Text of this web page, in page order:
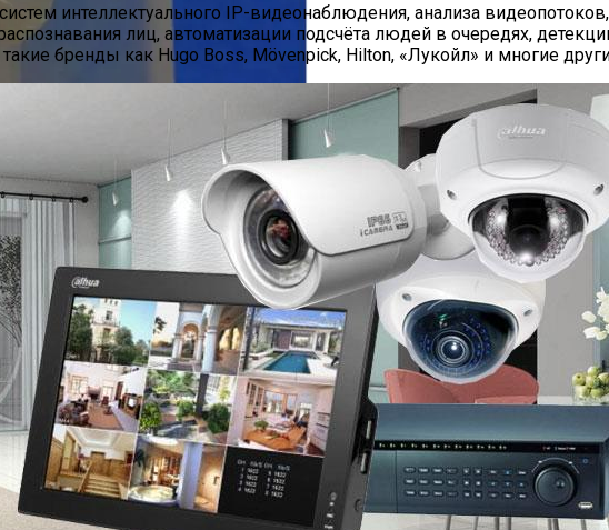
Микробного Пластика Для Производства
интеллектуального IP-видеонаблюдения, анализа
лиц, автоматизации подсчёта людей в очередях,
бренды как Hugo Boss, Mövenpick, Hilton, «Лукойл» и многие